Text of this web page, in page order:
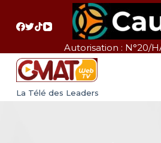
a
Autorisation : N°20/
La Télé des Leaders